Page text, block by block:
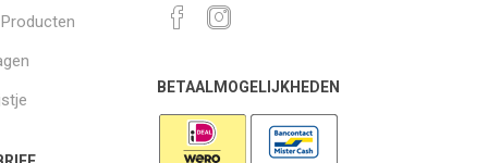
BETAALMOGELIJKHEDEN